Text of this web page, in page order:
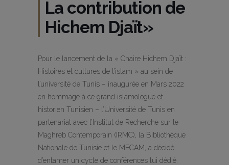
La contribution de
Hichem Djaït»
Pour le lancement de la « Chaire Hichem Djaït :
Histoires et cultures de l’islam » au sein de
l’université de Tunis – inaugurée en Mars 2022
en hommage à ce grand islamologue et
historien Tunisien – l’Université de Tunis en
partenariat avec l’Institut de Recherche sur le
Maghreb Contemporain (IRMC), la Bibliothèque
Nationale de Tunisie et le MECAM, a décidé
d’entamer un cycle de conférences lui dédié.